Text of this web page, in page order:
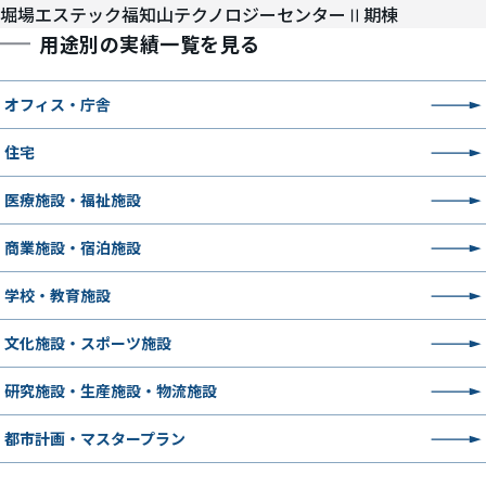
堀場エステック福知山テクノロジーセンターⅡ期棟
用途別の実績一覧を見る
オフィス・庁舎
住宅
医療施設・福祉施設
商業施設・宿泊施設
学校・教育施設
文化施設・スポーツ施設
研究施設・生産施設・物流施設
都市計画・マスタープラン